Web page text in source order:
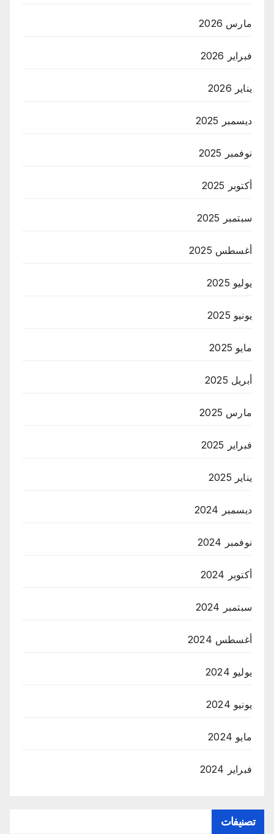
مارس 2026
فبراير 2026
يناير 2026
ديسمبر 2025
نوفمبر 2025
أكتوبر 2025
سبتمبر 2025
أغسطس 2025
يوليو 2025
يونيو 2025
مايو 2025
أبريل 2025
مارس 2025
فبراير 2025
يناير 2025
ديسمبر 2024
نوفمبر 2024
أكتوبر 2024
سبتمبر 2024
أغسطس 2024
يوليو 2024
يونيو 2024
مايو 2024
فبراير 2024
تصنيفات